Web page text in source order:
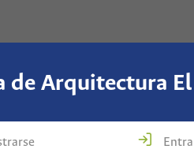
de Arquitectura